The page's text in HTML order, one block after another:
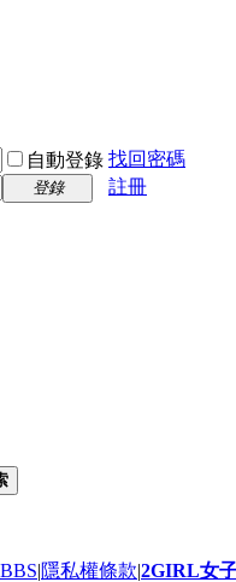
自動登錄 找回密碼
登錄
註冊
|隱私權條款|2GIRL女